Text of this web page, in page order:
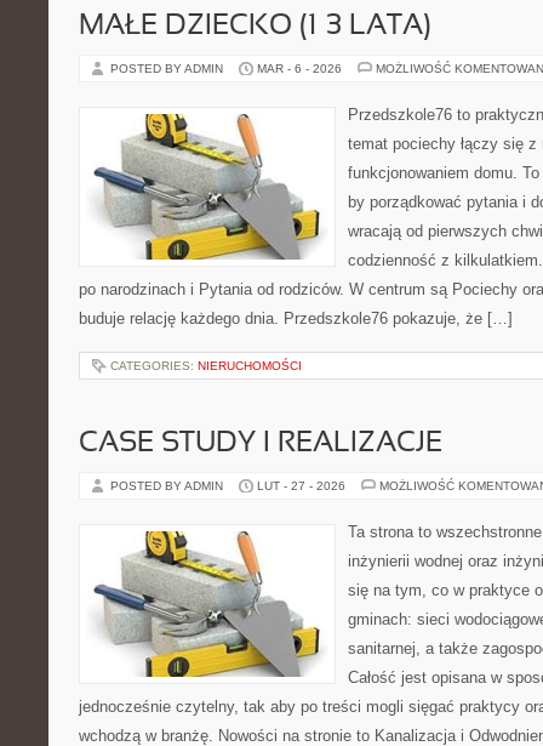
MAŁE DZIECKO (1–3 LATA)
POSTED BY ADMIN MAR - 6 - 2026 MOŻLIWOŚĆ
Przedszkole76 to
temat pociechy łączy się
funkcjonowaniem domu.
by porządkować pytania i
wracają od pierwszych
codzienność z
po narodzinach i Pytania od rodziców. W centrum są Pociechy
buduje relację każdego dnia. Przedszkole76 pokazuje, że […]
CATEGORIES: NIERUCHOMOŚCI
CASE STUDY I REALIZACJE
POSTED BY ADMIN LUT - 27 - 2026 MOŻLIWOŚĆ
Ta strona to
inżynierii wodnej oraz
się na tym, co w praktyce
gminach: sieci
sanitarnej, a także
Całość jest opisana w
jednocześnie czytelny, tak aby po treści mogli sięgać praktycy
wchodzą w branżę. Nowości na stronie to Kanalizacja i